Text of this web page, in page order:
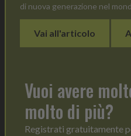
di nuova generazione nel
Vai all'articolo
Vuoi avere
molto di più?
Registrati gratuitamente